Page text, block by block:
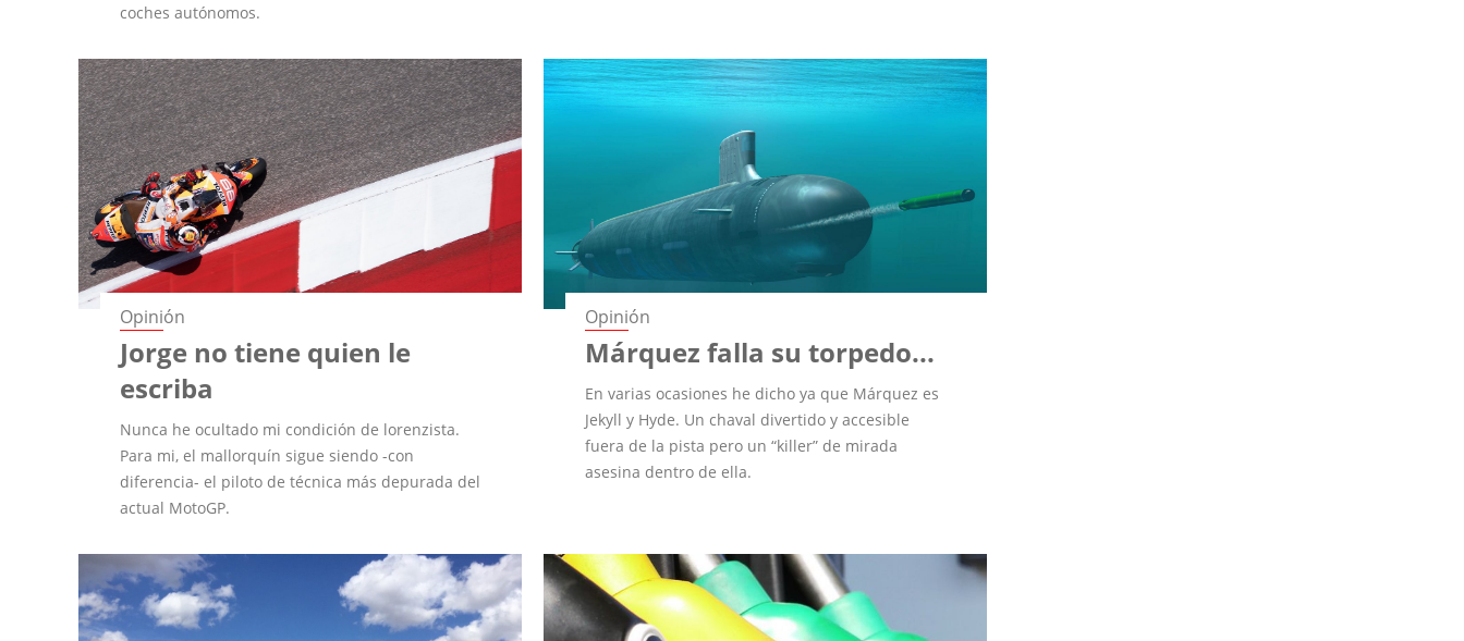
coches autónomos.
Opinión
Jorge no tiene quien le
escriba
Nunca he ocultado mi condición de lorenzista.
Para mi, el mallorquín sigue siendo -con
diferencia- el piloto de técnica más depurada del
actual MotoGP.
Opinión
Márquez falla su torpedo...
En varias ocasiones he dicho ya que Márquez es
Jekyll y Hyde. Un chaval divertido y accesible
fuera de la pista pero un “killer” de mirada
asesina dentro de ella.